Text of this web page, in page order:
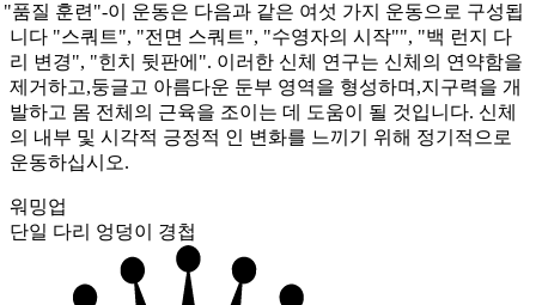
"품질 훈련"-이 운동은 다음과 같은 여섯 가지 운동으로 구성됩
니다 "스쿼트", "전면 스쿼트", "수영자의 시작"", "백 런지
다
리 변경", "힌치
뒷판에". 이러한 신체 연구는 신체의 연약함을
제거하고,둥글고 아름다운 둔부 영역을 형성하며,지구력을 개
발하고 몸 전체의 근육을 조이는 데 도움이 될 것입니다. 신체
의 내부 및 시각적 긍정적 인 변화를 느끼기 위해 정기적으로
운동하십시오.
워밍업
단일 다리 엉덩이 경첩